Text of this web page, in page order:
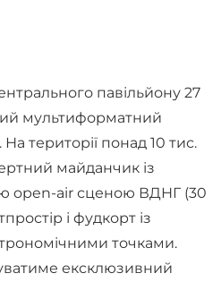
павільйону 27
мультиформатний
території понад 10 тис.
майданчик із
open-air сценою ВДНГ (30
і фудкорт із
точками.
ексклюзивний